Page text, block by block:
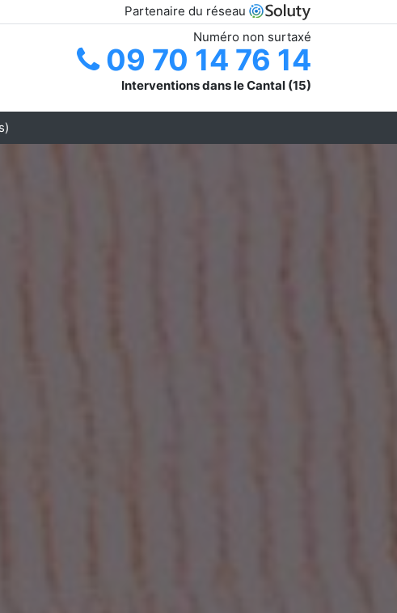
Partenaire du réseau
Numéro non surtaxé
09 70 14 76 14
Interventions dans le Cantal (15)